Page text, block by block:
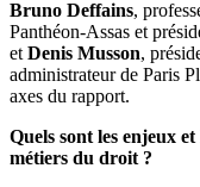
Bruno Deffains,
Panthéon-Assas et
et Denis Musson,
administrateur de Paris
axes du rapport.
Quels sont les enjeux
métiers du droit ?